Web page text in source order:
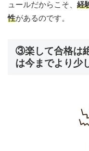
ュールだからこそ、 経
性があるのです。
③楽して合格は
は今までより少